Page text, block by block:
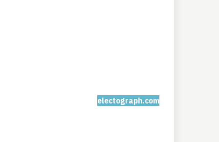
electograph.com